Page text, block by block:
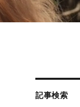
記事検索